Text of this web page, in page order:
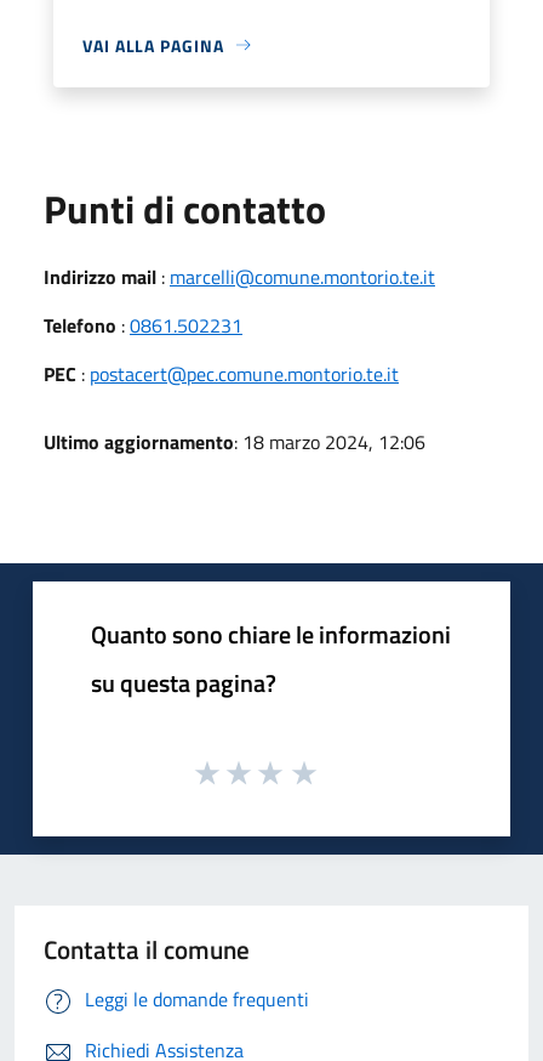
VAI ALLA PAGINA
Punti di contatto
Indirizzo mail : marcelli@comune.montorio.te.it
Telefono :0861.502231
PEC : postacert@pec.comune.montorio.te.it
Ultimo aggiornamento: 18 marzo 2024, 12:06
Quanto sono chiare le informazioni
su questa pagina?
Contatta il comune
Leggi le domande frequenti
Richiedi Assistenza